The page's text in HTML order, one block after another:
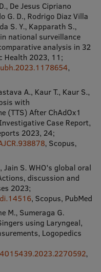
De Jesus Cipriano
G. D., Rodrigo Diaz Villa
S. Y., Kapparath S.,
national surveillance
analysis in 32
Health 2023, 11;
,
A., Kaur T., Kaur S.,
with
(TTS) After ChAdOx1
Case Report,
2023, 24;
, Scopus,
Jain S. WHO's global oral
discussion and
2023;
, Scopus, PubMed
M., Sumeraga G.
using Laryngeal,
Logopedics
,